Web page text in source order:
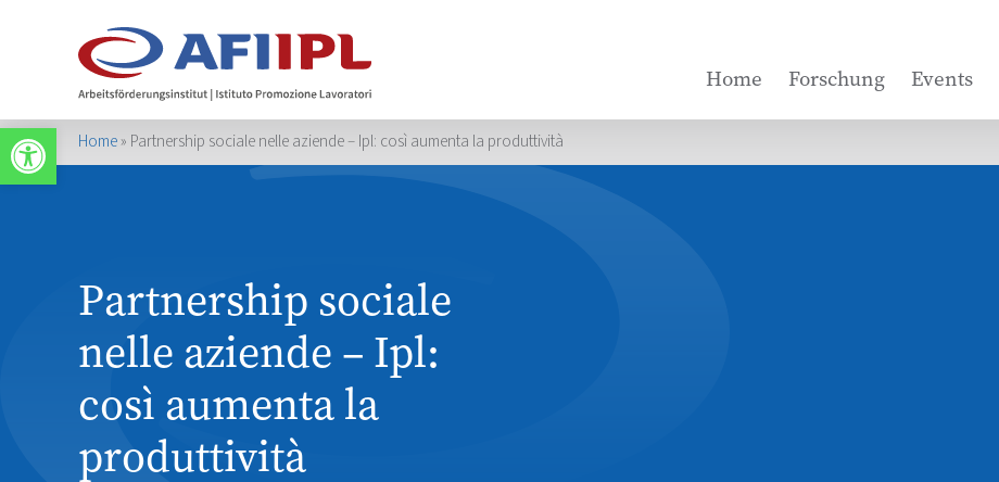
Werkzeugleiste öffnen
Home Forschung Events
Home» Partnership sociale nelle aziende – Ipl: così aumenta la produttività
Partnership sociale
nelle aziende – Ipl:
così aumenta la
produttività